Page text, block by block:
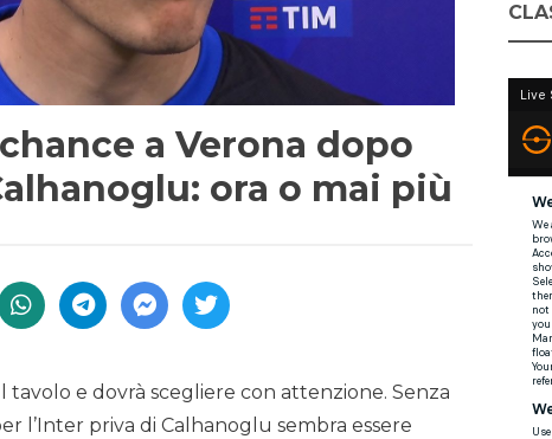
a Verona dopo
ora o mai più
e dovrà scegliere con attenzione. Senza
l’Inter priva di Calhanoglu sembra essere